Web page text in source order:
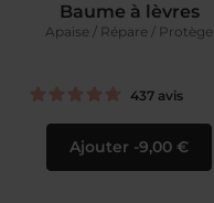
Baume à lèvres
Apaise / Répare / Protège
437 avis
Ajouter 9,00 €